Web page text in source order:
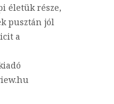
életük része,
pusztán jól
a